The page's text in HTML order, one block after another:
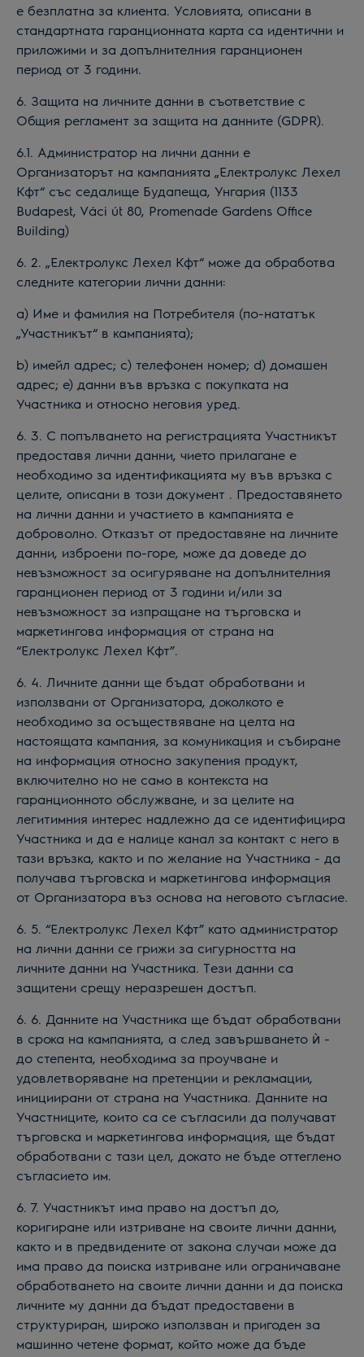
е безплатна за клиента. Условията, описани в
стандартната гаранционната карта са идентични и
приложими и за допълнителния гаранционен
период от 3 години.
6. Защита на личните данни в съответствие с
Общия регламент за защита на данните (GDPR).
6.1. Администратор на лични данни е
Организаторът на кампанията „Електролукс Лехел
Кфт“ със седалище Будапеща, Унгария (1133
Budapest, Váci út 80, Promenade Gardens Office
Building)
6. 2. „Електролукс Лехел Кфт“ може да обработва
следните категории лични данни:
а) Име и фамилия на Потребителя (по-нататък
„Участникът“ в кампанията);
b) имейл адрес; c) телефонен номер; d) домашен
адрес; e) данни във връзка с покупката на
Участника и относно неговия уред.
6. 3. С попълването на регистрацията Участникът
предоставя лични данни, чието прилагане е
необходимо за идентификацията му във връзка с
целите, описани в този документ . Предоставянето
на лични данни и участието в кампанията е
доброволно. Отказът от предоставяне на личните
данни, изброени по-горе, може да доведе до
невъзможност за осигуряване на допълнителния
гаранционен период от 3 години и/или за
невъзможност за изпращане на търговска и
маркетингова информация от страна на
“Електролукс Лехел Кфт”.
6. 4. Личните данни ще бъдат обработвани и
използвани от Организатора, доколкото е
необходимо за осъществяване на целта на
настоящата кампания, за комуникация и събиране
на информация относно закупения продукт,
включително но не само в контекста на
гаранционното обслужване, и за целите на
легитимния интерес надлежно да се идентифицира
Участника и да е налице канал за контакт с него в
тази връзка, както и по желание на Участника - да
получава търговска и маркетингова информация
от Организатора въз основа на неговото съгласие.
6. 5. “Електролукс Лехел Кфт” като администратор
на лични данни се грижи за сигурността на
личните данни на Участника. Тези данни са
защитени срещу неразрешен достъп.
6. 6. Данните на Участника ще бъдат обработвани
в срока на кампанията, а след завършването ѝ -
до степента, необходима за проучване и
удовлетворяване на претенции и рекламации,
инициирани от страна на Участника. Данните на
Участниците, които са се съгласили да получават
търговска и маркетингова информация, ще бъдат
обработвани с тази цел, докато не бъде оттеглено
съгласието им.
6. 7. Участникът има право на достъп до,
коригиране или изтриване на своите лични данни,
както и в предвидените от закона случаи може да
има право да поиска изтриване или ограничаване
обработването на своите лични данни и да поиска
личните му данни да бъдат предоставени в
структуриран, широко използван и пригоден за
машинно четене формат, който може да бъде